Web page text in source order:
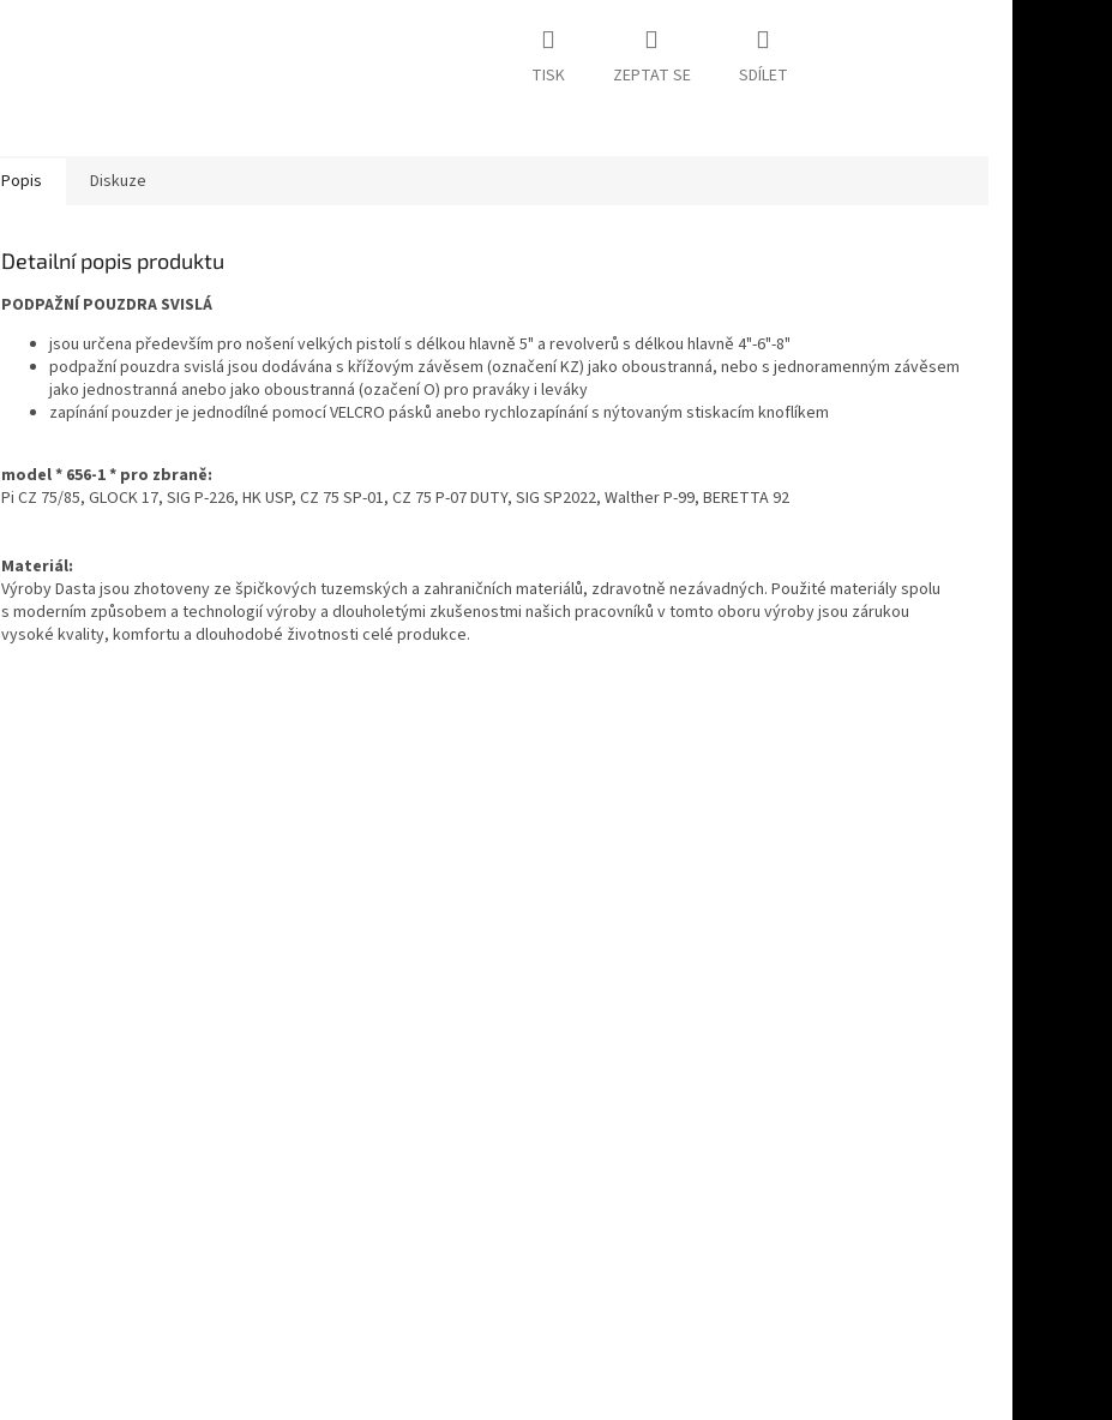
TISK ZEPTAT SE SDÍLET
Popis Diskuze
Detailní popis produktu
PODPAŽNÍ POUZDRA SVISLÁ
jsou určena především pro nošení velkých pistolí s délkou hlavně 5" a revolverů s délkou hlavně 4"-6"-8"
podpažní pouzdra svislá jsou dodávána s křížovým závěsem (označení KZ) jako oboustranná, nebo s jednoramenným závěsem
jako jednostranná anebo jako oboustranná (ozačení O) pro praváky i leváky
zapínání pouzder je jednodílné pomocí VELCRO pásků anebo rychlozapínání s nýtovaným stiskacím knoflíkem
model * 656-1 * pro zbraně:
Pi CZ 75/85, GLOCK 17, SIG P-226, HK USP, CZ 75 SP-01, CZ 75 P-07 DUTY, SIG SP2022, Walther P-99, BERETTA 92
Materiál:
Výroby Dasta jsou zhotoveny ze špičkových tuzemských a zahraničních materiálů, zdravotně nezávadných. Použité materiály spolu
s moderním způsobem a technologií výroby a dlouholetými zkušenostmi našich pracovníků v tomto oboru výroby jsou zárukou
vysoké kvality, komfortu a dlouhodobé životnosti celé produkce.